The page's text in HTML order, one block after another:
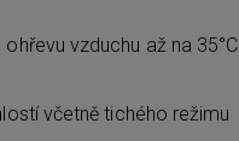
ohřevu vzduchu až na 35°C
včetně tichého režimu